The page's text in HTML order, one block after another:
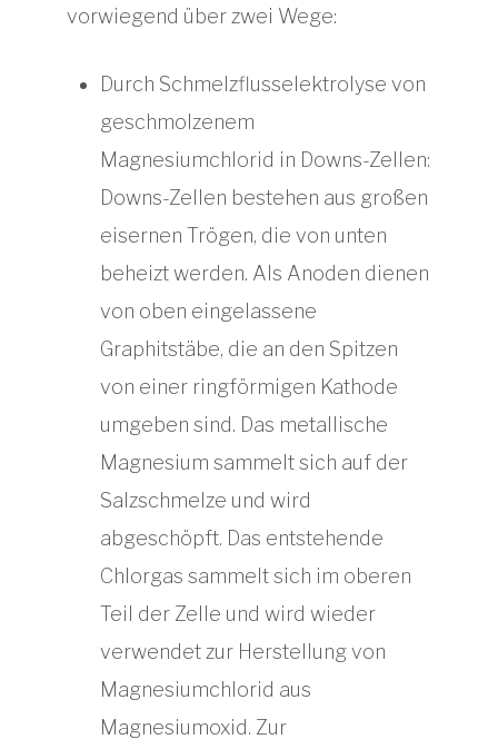
vorwiegend über zwei Wege:
Durch Schmelzflusselektrolyse von
geschmolzenem
Magnesiumchlorid in Downs-Zellen:
Downs-Zellen bestehen aus großen
eisernen Trögen, die von unten
beheizt werden. Als Anoden dienen
von oben eingelassene
Graphitstäbe, die an den Spitzen
von einer ringförmigen Kathode
umgeben sind. Das metallische
Magnesium sammelt sich auf der
Salzschmelze und wird
abgeschöpft. Das entstehende
Chlorgas sammelt sich im oberen
Teil der Zelle und wird wieder
verwendet zur Herstellung von
Magnesiumchlorid aus
Magnesiumoxid. Zur